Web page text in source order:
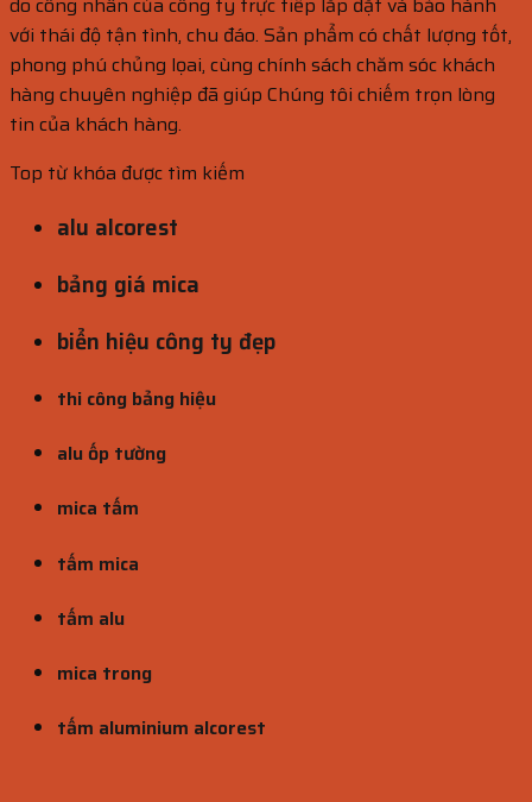
với thái độ tận tình, chu đáo. Sản phẩm có chất lượng tốt,
phong phú chủng lọai, cùng chính sách chăm sóc khách
hàng chuyên nghiệp đã giúp Chúng tôi chiếm trọn lòng
tin của khách hàng.
Top từ khóa được tìm kiếm
alu alcorest
bảng giá mica
biển hiệu công ty đẹp
thi công bảng hiệu
alu ốp tường
mica tấm
tấm mica
tấm alu
mica trong
tấm aluminium alcorest